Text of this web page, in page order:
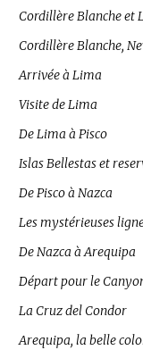
Cordillère Blanche et
Cordillère Blanche,
Arrivée à Lima
Visite de Lima
De Lima à Pisco
Islas Bellestas et
De Pisco à Nazca
Les mystérieuses
De Nazca à Arequipa
Départ pour le
La Cruz del Condor
Arequipa, la belle